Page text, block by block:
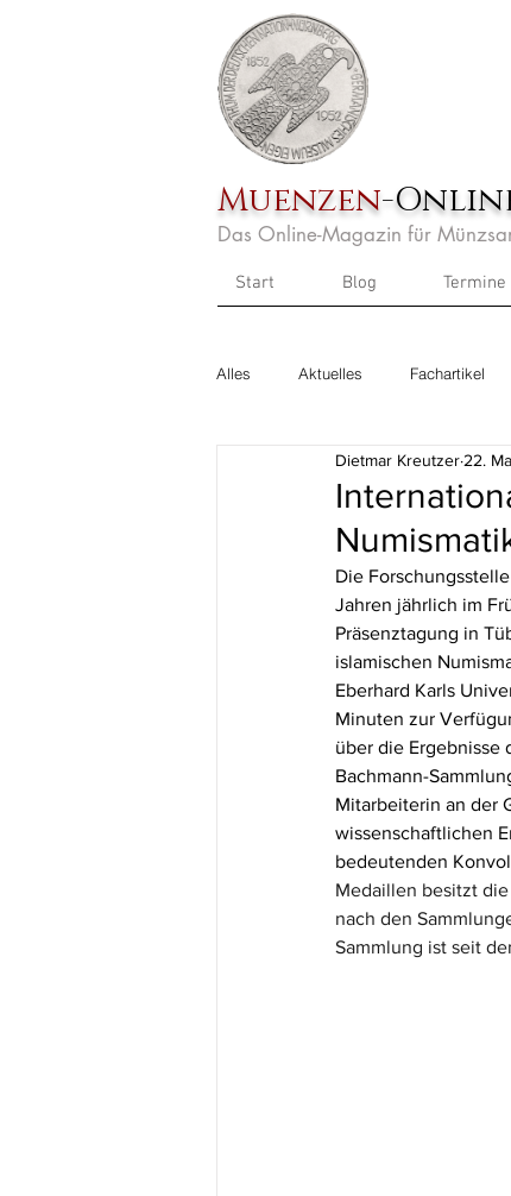
Muenzen-
Das Online-Magazin für
Start Blog Termine
Alles Aktuelles Fachartikel
Dietmar Kreutzer 22.
Die
Jahren jährlich im
Präsenztagung in
islamischen
Eberhard Karls
Minuten zur
über die Ergebnisse
Bachmann-
Mitarbeiterin an der
wissenschaftlichen
bedeutenden
Medaillen besitzt
nach den
Sammlung ist seit